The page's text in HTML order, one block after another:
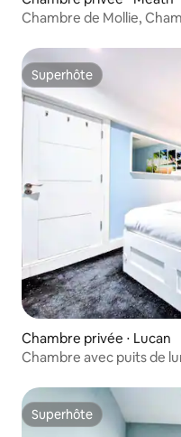
Chambre de Mollie,
Superhôte
Superhôte
Chambre privée ⋅ Lucan
Chambre avec puits de
Superhôte
Superhôte